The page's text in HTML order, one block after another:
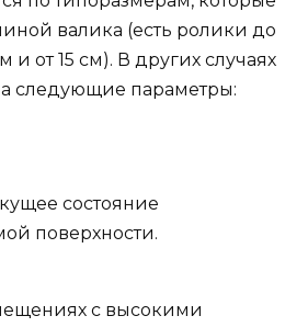
валика (есть ролики до
и от 15 см). В других случаях
следующие параметры:
состояние
поверхности.
с высокими